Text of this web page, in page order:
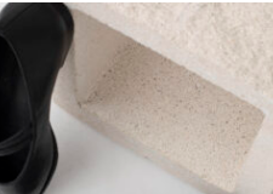
El
precio
original
era:
95,00 €.
El
precio
59,00 €.